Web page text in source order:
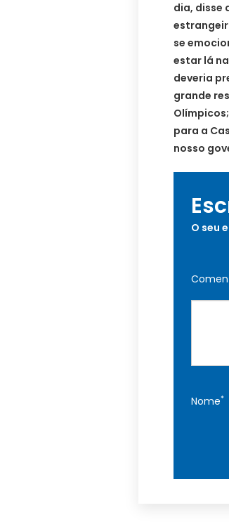
dia, disse
se
estar lá
deveria
grande
para a
nosso
O seu
Nome*